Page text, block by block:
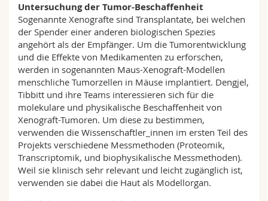
Untersuchung der Tumor-Beschaffenheit
Sogenannte Xenografte sind Transplantate, bei welchen
der Spender einer anderen biologischen Spezies
angehört als der Empfänger. Um die Tumorentwicklung
und die Effekte von Medikamenten zu erforschen,
werden in sogenannten Maus-Xenograft-Modellen
menschliche Tumorzellen in Mäuse implantiert. Dengjel,
Tibbitt und ihre Teams interessieren sich für die
molekulare und physikalische Beschaffenheit von
Xenograft-Tumoren. Um diese zu bestimmen,
verwenden die Wissenschaftler_innen im ersten Teil des
Projekts verschiedene Messmethoden (Proteomik,
Transcriptomik, und biophysikalische Messmethoden).
Weil sie klinisch sehr relevant und leicht zugänglich ist,
verwenden sie dabei die Haut als Modellorgan.